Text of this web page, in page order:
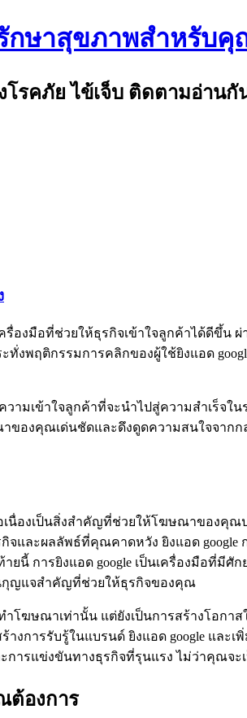
กษาสุขภาพสำหรับ
โรคภัย ไข้เจ็บ ติดตามอ่าน
ครื่องมือที่ช่วยให้ธุรกิจเข้าใจลูกค้าได้ดีขึ้
พฤติกรรมการคลิกของผู้ใช้ยิงแอด
มเข้าใจลูกค้าที่จะนำไปสู่ความสำเร็จใน
งคุณเด่นชัดและดึงดูดความสนใจจากกลุ่
นื่องเป็นสิ่งสำคัญที่ช่วยให้โฆษณาของคุณ
ละผลลัพธ์ที่คุณคาดหวัง ยิงแอด
การยิงแอด google เป็นเครื่องมือที่มี
นกุญแจสำคัญที่ช่วยให้ธุรกิจของคุณ
ำโฆษณาเท่านั้น แต่ยังเป็นการสร้างโอก
งการรับรู้ในแบรนด์ ยิงแอด google และ
รแข่งขันทางธุรกิจที่รุนแรง ไม่ว่าคุณจะ
ต้องการ